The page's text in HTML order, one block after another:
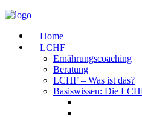
Home
LCHF
Ernährungscoaching
Beratung
LCHF – Was ist das?
Basiswissen: Die